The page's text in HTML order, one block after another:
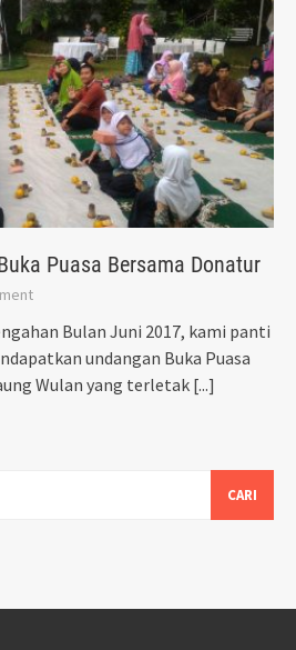
Puasa Bersama Donatur
Bulan Juni 2017, kami panti
undangan Buka Puasa
Wulan yang terletak [...]